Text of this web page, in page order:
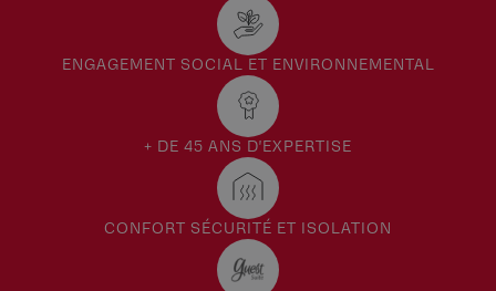
ENGAGEMENT SOCIAL ET ENVIRONNEMENTAL
+ DE 45 ANS D'EXPERTISE
CONFORT SÉCURITÉ ET ISOLATION